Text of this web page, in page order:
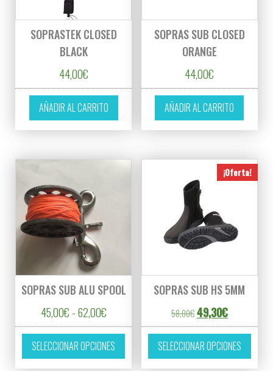
SOPRASTEK CLOSED
BLACK
44,00€
AÑADIR AL CARRITO
SOPRAS SUB CLOSED
ORANGE
44,00€
AÑADIR AL CARRITO
SOPRAS SUB ALU SPOOL
45,00€ -62,00€Rango de precios: desde 45,00€ hasta
SELECCIONAR OPCIONES
Este producto tiene múltiples variantes.
¡Oferta!
SOPRAS SUB HS 5MM
58,00€El precio original
49,30€El precio
SELECCIONAR OPCIONES
Este